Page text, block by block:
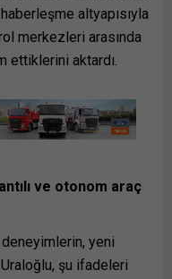
altyapısıyla
merkezleri arasında
ettiklerini aktardı.
ve otonom araç
yeni
şu ifadeleri